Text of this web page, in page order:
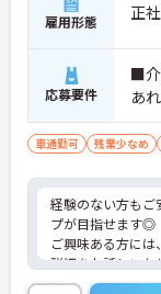
雇用形態 正
応募要件
■介
あ
車通勤可 残業少なめ
経験のない方もご
プが目指せます◎
ご興味ある方に
詳細をお話しいた
い！